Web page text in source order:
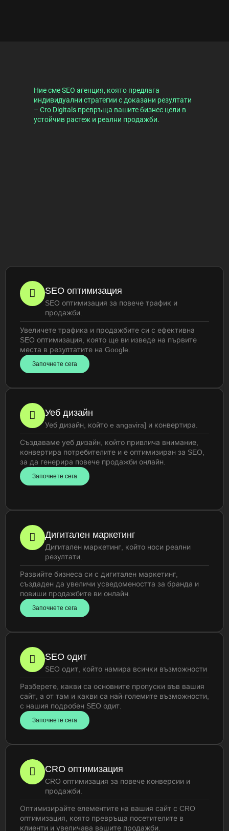
Ние сме SEO агенция, която предлага
индивидуални стратегии с доказани резултати
– Cro Digitals превръща вашите бизнес цели в
устойчив растеж и реални продажби.
SEO оптимизация
SEO оптимизация за повече трафик и
продажби.
Увеличете трафика и продажбите си с ефективна
SEO оптимизация, която ще ви изведе на първите
места в резултатите на Google.
Започнете сега
Уеб дизайн
Уеб дизайн, който e angavira] и конвертира.
Създаваме уеб дизайн, който привлича внимание,
конвертира потребителите и е оптимизиран за SEO,
за да генерира повече продажби онлайн.
Започнете сега
Дигитален маркетинг
Дигитален маркетинг, който носи реални
резултати.
Развийте бизнеса си с дигитален маркетинг,
създаден да увеличи усведомеността за бранда и
повиши продажбите ви онлайн.
Започнете сега
SEO одит
SEO одит, който намира всички възможности
Разберете, какви са основните пропуски във вашия
сайт, а от там и какви са най-големите възможности,
с нашия подробен SEO одит.
Започнете сега
CRO оптимизация
CRO оптимизация за повече конверсии и
продажби.
Оптимизирайте елементите на вашия сайт с CRO
оптимизация, която превръща посетителите в
клиенти и увеличава вашите продажби.